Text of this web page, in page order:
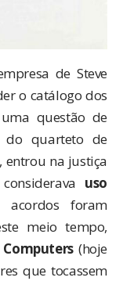
de Steve
o catálogo dos
questão de
do quarteto de
, entrou na justiça
uso
foram
meio tempo,
(hoje
que tocassem